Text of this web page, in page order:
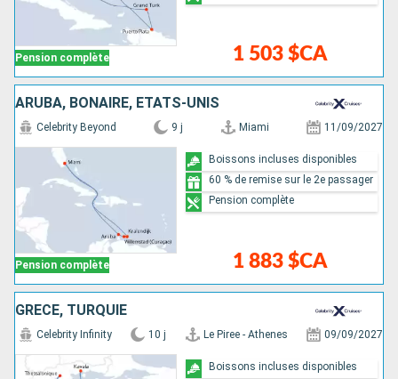
Pension complète 1 503 $CA
ARUBA, BONAIRE, ÉTATS-UNIS
Pension complète
Celebrity Beyond 9 j Miami 11/09/2027
1 883 $CA
Boissons incluses disponibles
60 % de remise sur le 2e passager
Pension complète
GRÈCE, TURQUIE
Celebrity Infinity 10 j Le Piree - Athenes 09/09/2027
Boissons incluses disponibles